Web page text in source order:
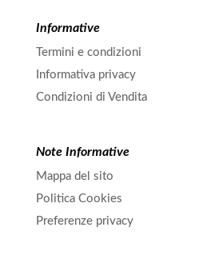
Informative
Termini e condizioni
Informativa privacy
Condizioni di Vendita
Note Informative
Mappa del sito
Politica Cookies
Preferenze privacy